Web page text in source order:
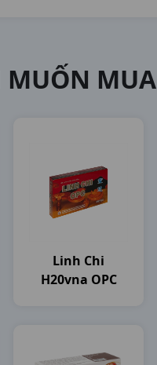
MUỐN MUA
Linh Chi
H20vna OPC